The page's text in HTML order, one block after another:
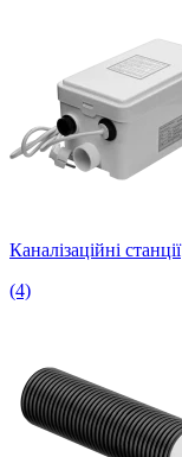
Каналізаційні станції
(4)